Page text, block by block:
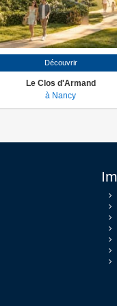
Découvrir
Le Clos d'Armand
à Nancy